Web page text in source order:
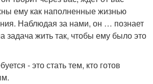
ему как наполненные жизнью
Наблюдая за нами, он … познает
задача жить так, чтобы ему было это
- это стать тем, кто готов